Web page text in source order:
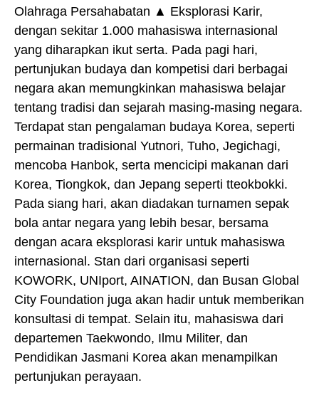
Olahraga Persahabatan ▲ Eksplorasi Karir,
dengan sekitar 1.000 mahasiswa internasional
yang diharapkan ikut serta. Pada pagi hari,
pertunjukan budaya dan kompetisi dari berbagai
negara akan memungkinkan mahasiswa belajar
tentang tradisi dan sejarah masing-masing negara.
Terdapat stan pengalaman budaya Korea, seperti
permainan tradisional Yutnori, Tuho, Jegichagi,
mencoba Hanbok, serta mencicipi makanan dari
Korea, Tiongkok, dan Jepang seperti tteokbokki.
Pada siang hari, akan diadakan turnamen sepak
bola antar negara yang lebih besar, bersama
dengan acara eksplorasi karir untuk mahasiswa
internasional. Stan dari organisasi seperti
KOWORK, UNIport, AINATION, dan Busan Global
City Foundation juga akan hadir untuk memberikan
konsultasi di tempat. Selain itu, mahasiswa dari
departemen Taekwondo, Ilmu Militer, dan
Pendidikan Jasmani Korea akan menampilkan
pertunjukan perayaan.